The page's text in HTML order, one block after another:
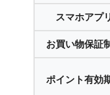
スマホアプ
お買い物保証
ポイント有効